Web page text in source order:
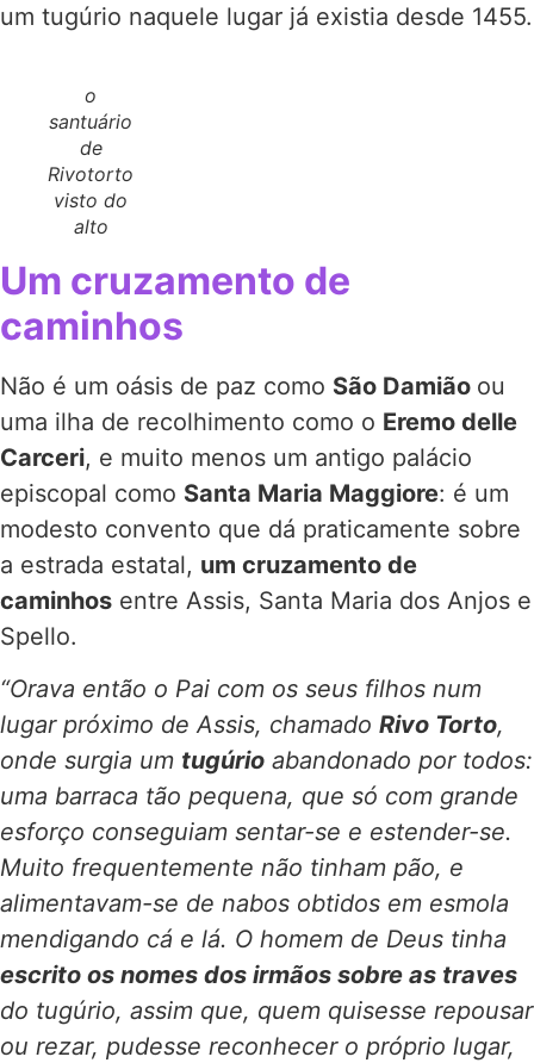
um tugúrio naquele lugar já existia desde 1455.
o
santuário
de
Rivotorto
visto do
alto
Um cruzamento de
caminhos
Não é um oásis de paz como São Damião ou
uma ilha de recolhimento como o Eremo delle
Carceri, e muito menos um antigo palácio
episcopal como Santa Maria Maggiore: é um
modesto convento que dá praticamente sobre
a estrada estatal, um cruzamento de
caminhos entre Assis, Santa Maria dos Anjos e
Spello.
“Orava então o Pai com os seus filhos num
lugar próximo de Assis, chamado Rivo Torto,
onde surgia um tugúrio abandonado por todos:
uma barraca tão pequena, que só com grande
esforço conseguiam sentar-se e estender-se.
Muito frequentemente não tinham pão, e
alimentavam-se de nabos obtidos em esmola
mendigando cá e lá. O homem de Deus tinha
escrito os nomes dos irmãos sobre as traves
do tugúrio, assim que, quem quisesse repousar
ou rezar, pudesse reconhecer o próprio lugar,